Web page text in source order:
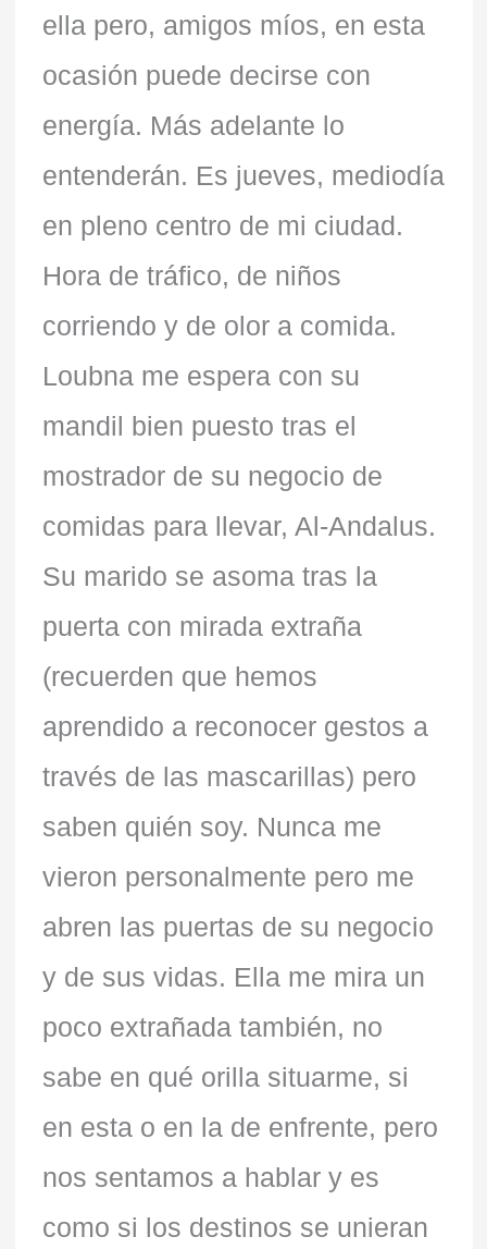
ella pero, amigos míos, en esta
ocasión puede decirse con
energía. Más adelante lo
entenderán. Es jueves, mediodía
en pleno centro de mi ciudad.
Hora de tráfico, de niños
corriendo y de olor a comida.
Loubna me espera con su
mandil bien puesto tras el
mostrador de su negocio de
comidas para llevar, Al-Andalus.
Su marido se asoma tras la
puerta con mirada extraña
(recuerden que hemos
aprendido a reconocer gestos a
través de las mascarillas) pero
saben quién soy. Nunca me
vieron personalmente pero me
abren las puertas de su negocio
y de sus vidas. Ella me mira un
poco extrañada también, no
sabe en qué orilla situarme, si
en esta o en la de enfrente, pero
nos sentamos a hablar y es
como si los destinos se unieran